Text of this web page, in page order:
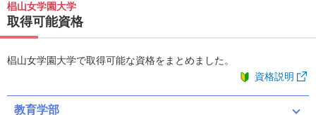
椙山女学園大学
取得可能資格
椙山女学園大学で取得可能な資格をまとめました。
資格説明
教育学部